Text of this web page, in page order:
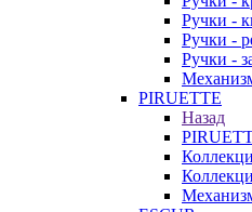
Ручки -
Ручки -
Ручки -
PIRUETTE
Назад